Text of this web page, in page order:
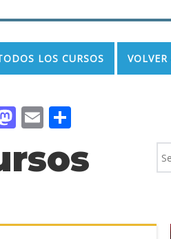
LOS CURSOS
Mastodon
Email